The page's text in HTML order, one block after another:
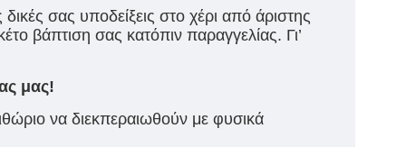
δικές σας υποδείξεις στο χέρι από άριστης
βάπτιση σας κατόπιν παραγγελίας. Γι’
μας!
να διεκπεραιωθούν με φυσικά